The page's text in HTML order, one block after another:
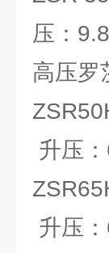
压：
高压罗
升压
升压